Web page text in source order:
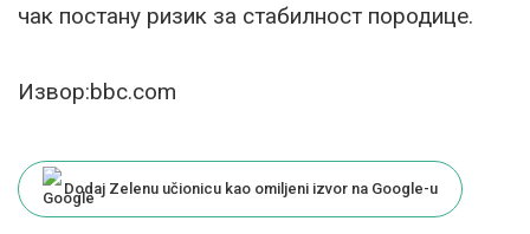
чак постану ризик за стабилност породице.
Извор:bbc.com
Dodaj Zelenu učionicu kao omiljeni izvor na Google-u